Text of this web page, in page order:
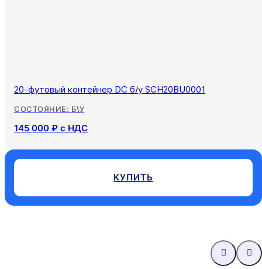
20-футовый контейнер DC б/у SCH20BU0001
СОСТОЯНИЕ: Б\У
145 000 ₽ с НДС
КУПИТЬ